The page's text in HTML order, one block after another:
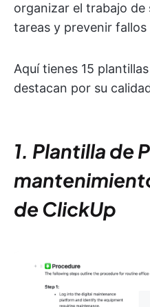
organizar el trabajo
tareas y prevenir fallos
Aquí tienes 15
destacan por su
1. Plantilla de
de ClickUp